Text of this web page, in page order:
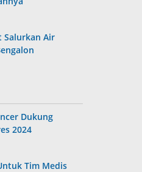
Salurkan Air
Dukung
2024
Tim Medis